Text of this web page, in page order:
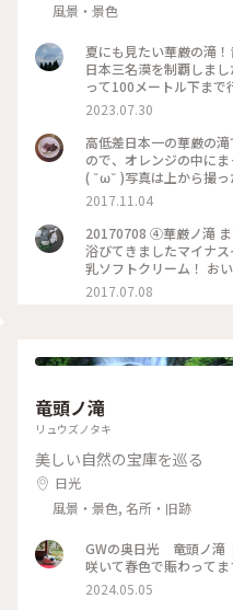
風景・景色
夏にも見たい華厳の滝
日本三名漠を制覇しま
って100メートル下ま
ラ旅 #私のことりっぷ
2023.07.30
高低差日本一の華厳の
ので、オレンジの中に
( ˘ω˘ )写真は上から撮
降りるとまた一段と迫
#日光#滝#紅葉#日本一
2017.11.04
20170708 ④華厳ノ滝 ま
浴びてきましたマイナ
乳ソフトクリーム！ お
2017.07.08
竜頭ノ滝
リュウズノタキ
美しい自然の宝庫を巡る
日光
風景・景色, 名所・旧跡
GWの奥日光 竜頭ノ滝
2024.05.05